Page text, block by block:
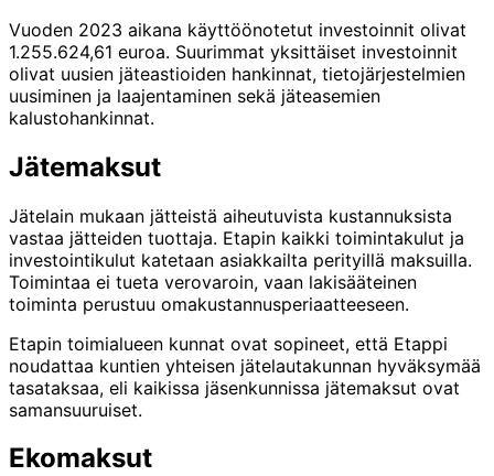
Vuoden 2023 aikana käyttöönotetut investoinnit olivat
1.255.624,61 euroa. Suurimmat yksittäiset investoinnit
olivat uusien jäteastioiden hankinnat, tietojärjestelmien
uusiminen ja laajentaminen sekä jäteasemien
kalustohankinnat.
Jätemaksut
Jätelain mukaan jätteistä aiheutuvista kustannuksista
vastaa jätteiden tuottaja. Etapin kaikki toimintakulut ja
investointikulut katetaan asiakkailta perityillä maksuilla.
Toimintaa ei tueta vero­varoin, vaan lakisääteinen
toiminta perustuu omakustannusperiaat­teeseen.
Etapin toimialueen kunnat ovat sopineet, että Etappi
noudat­taa kuntien yhteisen jätelautakunnan hyväksymää
tasataksaa, eli kaikissa jäsenkunnissa jätemaksut ovat
samansuuruiset.
Ekomaksut